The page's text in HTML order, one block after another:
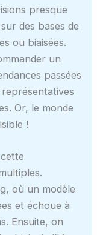
presque
des bases de
ou biaisées.
un
passées
Or, le monde
!
où un modèle
et échoue à
Ensuite, on